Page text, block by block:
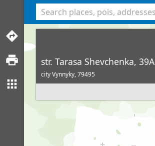
str. Tarasa Shevchenka, 39A
city Vynnyky,79495
<% console.log(hcard) %>